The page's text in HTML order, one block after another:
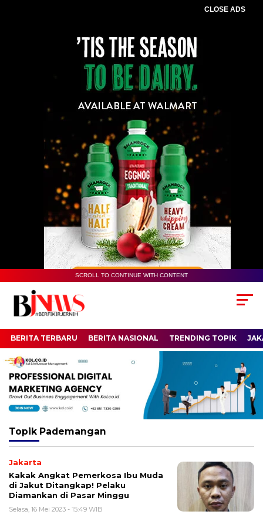
CLOSE ADS
SCROLL TO CONTINUE WITH CONTENT
BERITA TERBARU BERITA NASIONAL TRENDING TOPIK
Topik Pademangan
Jakarta
Kakak Angkat Pemerkosa Ibu Muda
di Jakut Ditangkap! Pelaku
Diamankan di Pasar Minggu
Selasa, 16 Mei 2023 - 15:49 WIB